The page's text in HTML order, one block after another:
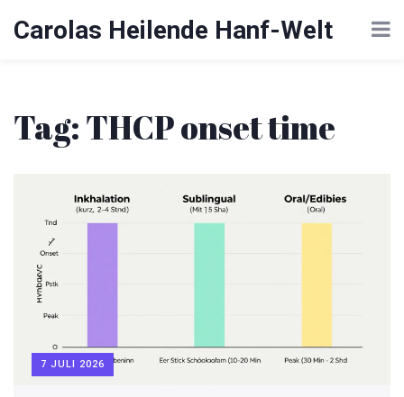
Carolas Heilende Hanf-Welt
Tag: THCP onset time
7 JULI 2026